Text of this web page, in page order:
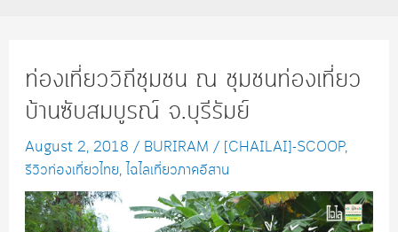
ท่องเที่ยววิถีชุมชน ณ ชุมชนท่องเที่ยว
บ้านซับสมบูรณ์ จ.บุรีรัมย์
August 2, 2018 / BURIRAM / [CHAILAI]-SCOOP,
รีวิวท่องเที่ยวไทย, ไฉไลเที่ยวภาคอีสาน